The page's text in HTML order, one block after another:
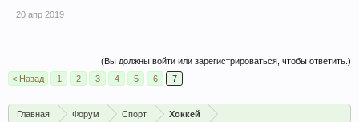
20 апр 2019
(Вы должны войти или зарегистрироваться, чтобы ответить.)
< Назад
1 2 3 4 5 6 7
Главная Форум Спорт Хоккей